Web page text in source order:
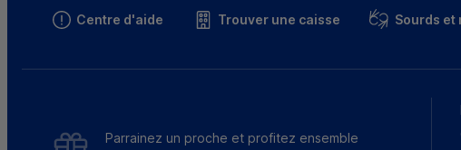
Centre d'aide Trouver une caisse Sourds et
Parrainez un proche et profitez ensemble